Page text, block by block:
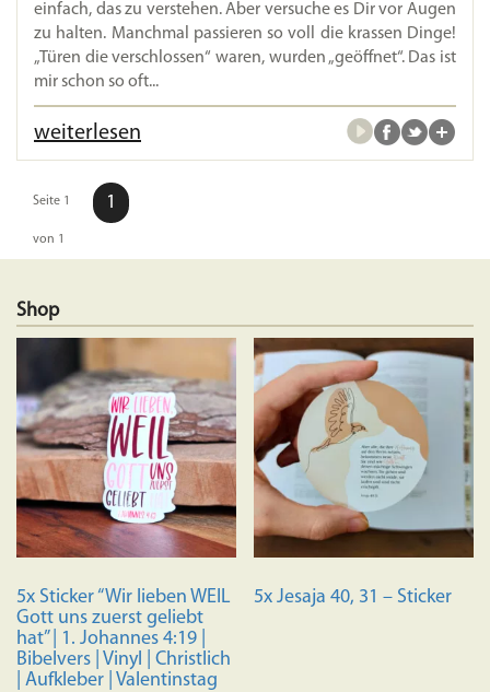
einfach, das zu verstehen. Aber versuche es Dir vor Augen
zu halten. Manchmal passieren so voll die krassen Dinge!
„Türen die verschlossen“ waren, wurden „geöffnet“. Das ist
mir schon so oft...
weiterlesen
Seite 1
von 1
1
Shop
5x Sticker “Wir lieben WEIL
Gott uns zuerst geliebt
hat” | 1. Johannes 4:19 |
Bibelvers | Vinyl | Christlich
| Aufkleber | Valentinstag
5x Jesaja 40, 31 – Sticker